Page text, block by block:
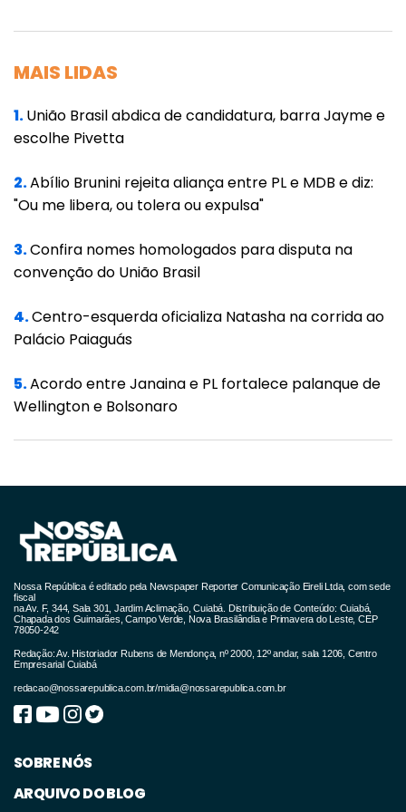
Graças à pata do boi, o Brasil foi ocupado e
pessoas, geram renda para famílias do país
inteiro e a receita nacional por meio das
exportações.
O boi precisa ser celebrado, reconhecido
como patrimônio nacional por toda sua
desenvolvimento deste país.
MAIS LIDAS
1.União Brasil abdica de candidatura, barra Jayme e
escolhe Pivetta
2.Abílio Brunini rejeita aliança entre PL e MDB e diz:
"Ou me libera, ou tolera ou expulsa"
3.Confira nomes homologados para disputa na
convenção do União Brasil
4.Centro-esquerda oficializa Natasha na corrida ao
Palácio Paiaguás
5.Acordo entre Janaina e PL fortalece palanque de
Wellington e Bolsonaro
Nossa República é editado pela Newspaper Reporter Comunicação Eireli Ltda, com sede
fiscal
na Av. F, 344, Sala 301, Jardim Aclimação, Cuiabá. Distribuição de Conteúdo: Cuiabá,
Chapada dos Guimarães, Campo Verde, Nova Brasilândia e Primavera do Leste, CEP
78050-242
Redação: Av. Historiador Rubens de Mendonça, nº 2000, 12º andar, sala 1206, Centro
Empresarial Cuiabá
redacao@nossarepublica.com.br/midia@nossarepublica.com.br
SOBRE NÓS
ARQUIVO DO BLOG